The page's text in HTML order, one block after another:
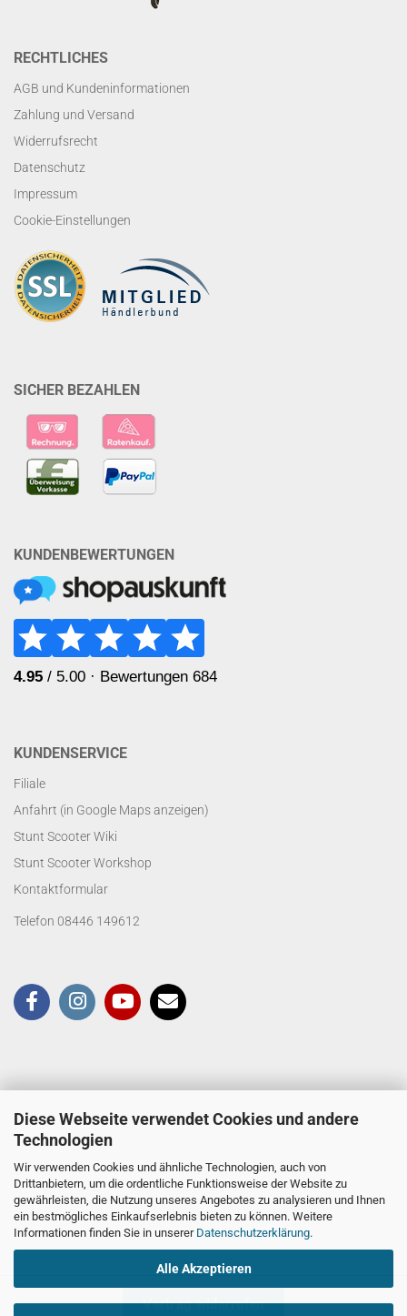
Diese Webseite verwendet Cookies und andere
Technologien
Wir verwenden Cookies und ähnliche Technologien, auch von
Drittanbietern, um die ordentliche Funktionsweise der Website zu
gewährleisten, die Nutzung unseres Angebotes zu analysieren und Ihnen
ein bestmögliches Einkaufserlebnis bieten zu können. Weitere
Informationen finden Sie in unserer Datenschutzerklärung.
Alle Akzeptieren
RECHTLICHES
AGB und Kundeninformationen
Zahlung und Versand
Widerrufsrecht
Datenschutz
Impressum
Cookie-Einstellungen
SICHER BEZAHLEN
KUNDENBEWERTUNGEN
KUNDENSERVICE
Filiale
Anfahrt (in Google Maps anzeigen)
Stunt Scooter Wiki
Stunt Scooter Workshop
Kontaktformular
Telefon 08446 149612
Vertrag widerrufen